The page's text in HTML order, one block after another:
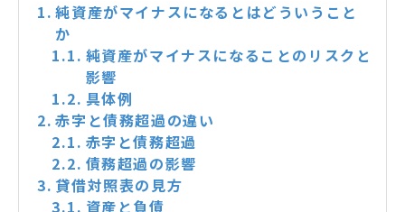
純資産がマイナスになるとはどういうこと
か
純資産がマイナスになることのリスクと
影響
具体例
赤字と債務超過の違い
赤字と債務超過
債務超過の影響
貸借対照表の見方
資産と負債